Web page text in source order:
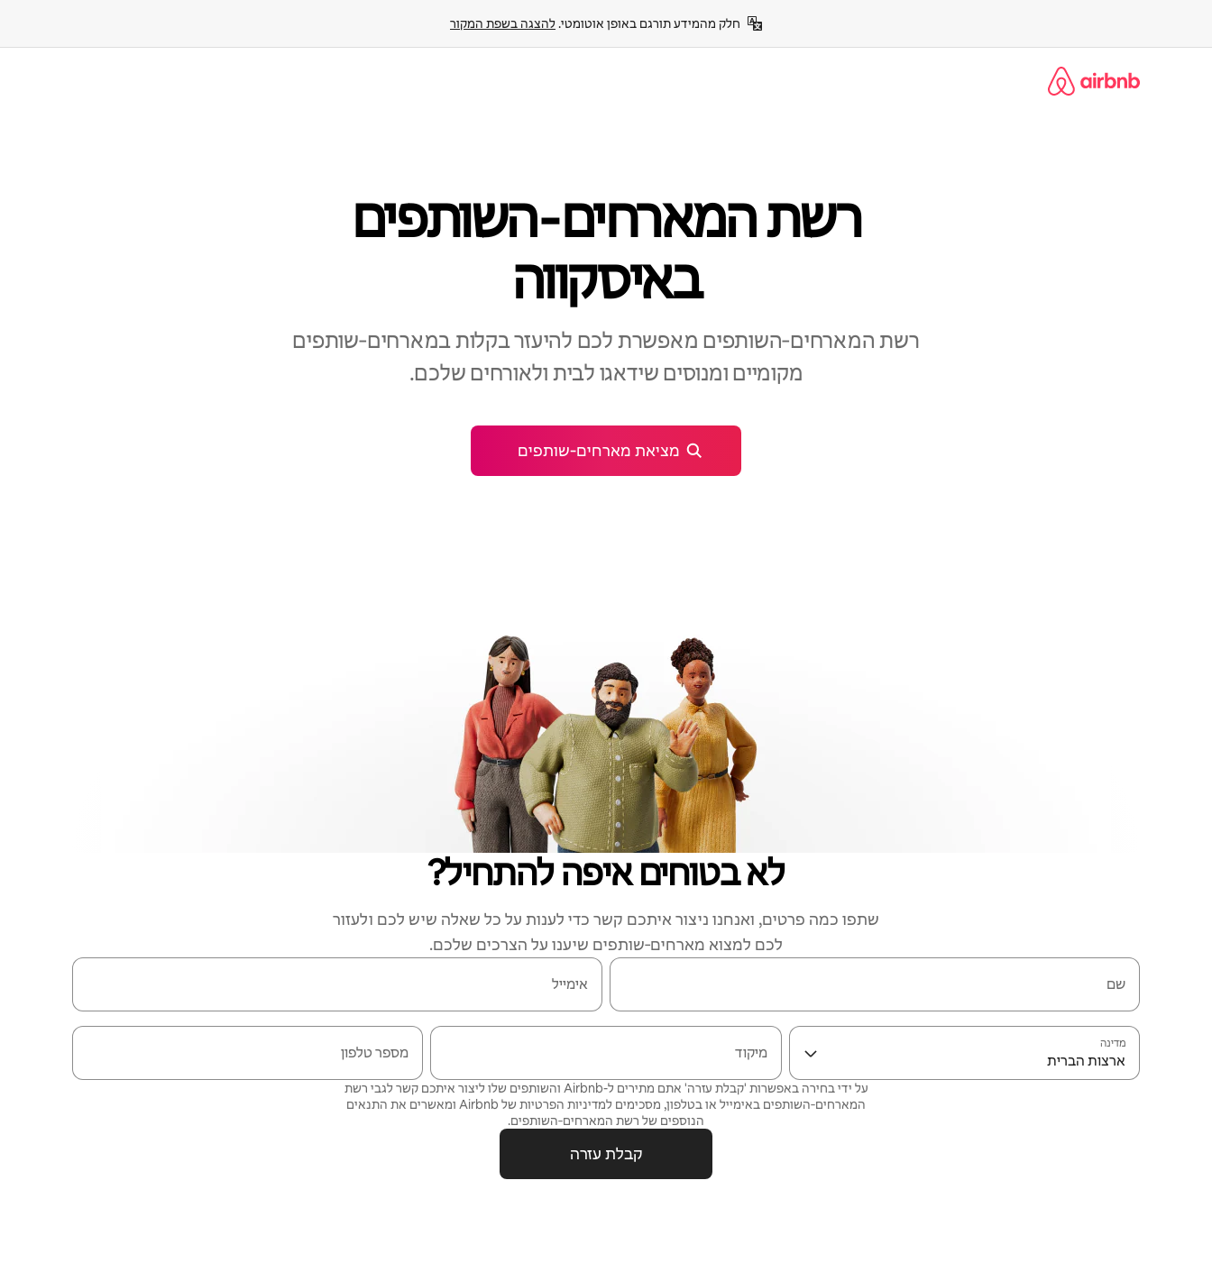
חלק מהמידע תורגם באופן אוטומטי. להצגה בשפת המקור
רשת המארחים‑השותפים
באיסקווה
רשת המארחים‑השותפים מאפשרת לכם להיעזר בקלות במארחים‑שותפים
מקומיים ומנוסים שידאגו לבית ולאורחים שלכם.
מציאת מארחים‑שותפים
לא בטוחים איפה להתחיל?
שתפו כמה פרטים, ואנחנו ניצור איתכם קשר כדי לענות על כל שאלה שיש לכם ולעזור
לכם למצוא מארחים‑שותפים שיענו על הצרכים שלכם.
שם אימייל
מדינה
ארצות הברית מיקוד מספר טלפון
על ידי בחירה באפשרות 'קבלת עזרה' אתם מתירים ל-Airbnb והשותפים שלו ליצור איתכם קשר לגבי רשת
המארחים‑השותפים באימייל או בטלפון, מסכימים למדיניות הפרטיות של Airbnb ומאשרים את
התנאים
הנוספים של רשת המארחים‑השותפים.
קבלת עזרה